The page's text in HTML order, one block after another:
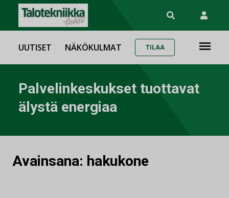
UUTISET NÄKÖKULMAT TILAA
Palvelinkeskukset tuottavat
älystä energiaa
Avainsana: hakukone